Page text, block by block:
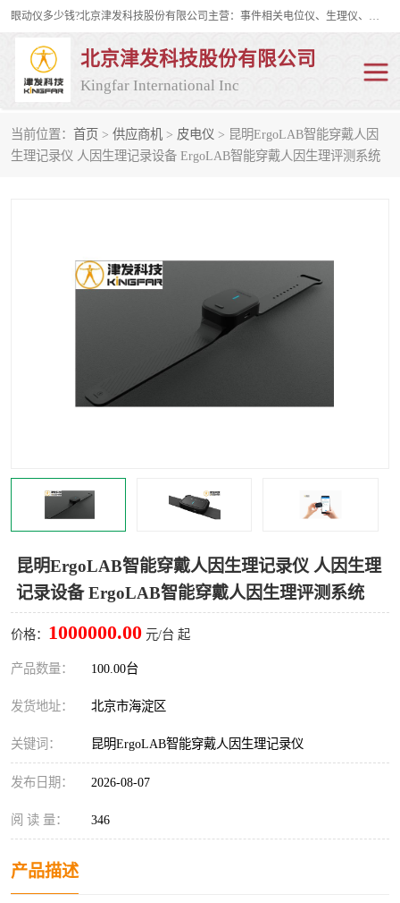
眼动仪多少钱?北京津发科技股份有限公司主营：事件相关电位仪、生理仪、肌电仪、脑电仪、皮电仪、眼动仪；是国家级高新技术企业、科技部认定的科技型中小企业和中关村高新技术企业，具备保密资格，具备自主进出口经营权；自主研发技术、产品与服务荣获多项省部级科学技术奖励、国家发明专利、国家软件著作权和省部级新技术新产品（服务）认证。
北京津发科技股份有限公司
Kingfar International Inc
当前位置： 首页 > 供应商机 > 皮电仪 > 昆明ErgoLAB智能穿戴人因
生理记录仪 人因生理记录设备 ErgoLAB智能穿戴人因生理评测系统
昆明ErgoLAB智能穿戴人因生理记录仪 人因生理
记录设备 ErgoLAB智能穿戴人因生理评测系统
价格： 1000000.00 元/台 起
产品数量： 100.00台
发货地址： 北京市海淀区
关键词： 昆明ErgoLAB智能穿戴人因生理记录仪
发布日期： 2026-08-07
阅 读 量： 346
产品描述
皮电仪 脑电仪
行为观察与表情分析 动作捕捉与生物力学
人机交互实验室
神经营销与消费行为实验